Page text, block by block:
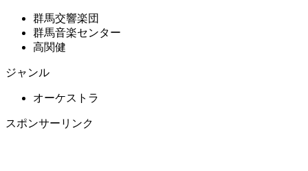
群馬交響楽団
群馬音楽センター
高関健
ジャンル
オーケストラ
スポンサーリンク